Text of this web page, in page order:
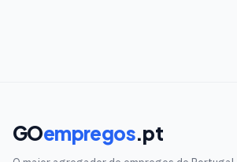
GOempregos.pt